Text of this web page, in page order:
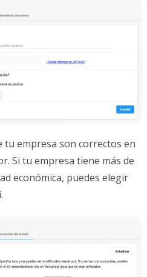
tu empresa son correctos en
Si tu empresa tiene más de
económica, puedes elegir